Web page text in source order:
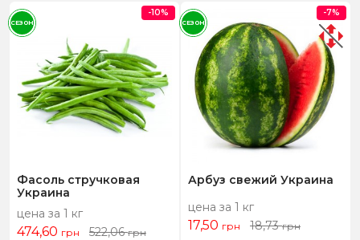
Фасоль стручковая
Украина
цена за 1 кг
474,60 грн 522,06грн
-10%
СЕЗОН
Арбуз свежий Украина
цена за 1 кг
17,50 грн 18,73грн
-7%
СЕЗОН